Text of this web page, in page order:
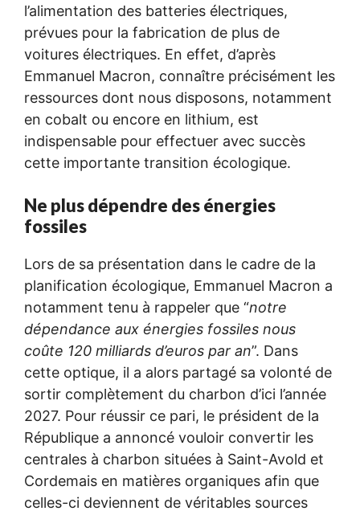
l’alimentation des batteries électriques,
prévues pour la fabrication de plus de
voitures électriques. En effet, d’après
Emmanuel Macron, connaître précisément les
ressources dont nous disposons, notamment
en cobalt ou encore en lithium, est
indispensable pour effectuer avec succès
cette importante transition écologique.
Ne plus dépendre des énergies
fossiles
Lors de sa présentation dans le cadre de la
planification écologique, Emmanuel Macron a
notamment tenu à rappeler que “notre
dépendance aux énergies fossiles nous
coûte 120 milliards d’euros par an”. Dans
cette optique, il a alors partagé sa volonté de
sortir complètement du charbon d’ici l’année
2027. Pour réussir ce pari, le président de la
République a annoncé vouloir convertir les
centrales à charbon situées à Saint-Avold et
Cordemais en matières organiques afin que
celles-ci deviennent de véritables sources